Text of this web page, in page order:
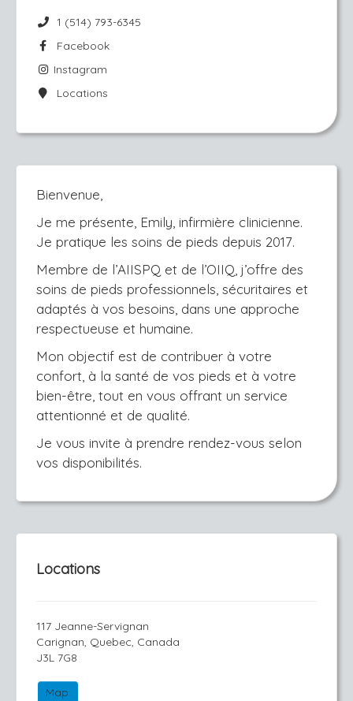
1 (514) 793-6345
Facebook
Instagram
Locations
Bienvenue,
Je me présente, Emily, infirmière clinicienne.
Je pratique les soins de pieds depuis 2017.
Membre de l’AIISPQ et de l’OIIQ, j’offre des
soins de pieds professionnels, sécuritaires et
adaptés à vos besoins, dans une approche
respectueuse et humaine.
Mon objectif est de contribuer à votre
confort, à la santé de vos pieds et à votre
bien-être, tout en vous offrant un service
attentionné et de qualité.
Je vous invite à prendre rendez-vous selon
vos disponibilités.
Locations
117 Jeanne-Servignan
Carignan, Quebec, Canada
J3L 7G8
Map